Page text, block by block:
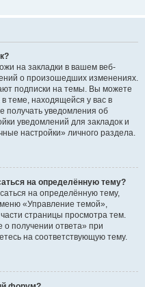
на закладки в вашем веб-
о произошедших изменениях.
подписки на темы. Вы можете
теме, находящейся у вас в
получать уведомления об
уведомлений для закладок и
настройки» личного раздела.
на определённую тему?
на определённую тему,
«Управление темой»,
страницы просмотра тем.
о получении ответа» при
на соответствующую тему.